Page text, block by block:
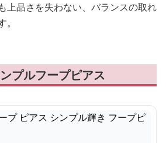
上品さを失わない、バランスの取れ
プルフープピアス